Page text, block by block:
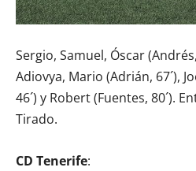
Sergio, Samuel, Óscar
Adiovya, Mario (Adrián, 67´),
46´) y Robert (Fuentes, 80´).
Tirado.
CD Tenerife: